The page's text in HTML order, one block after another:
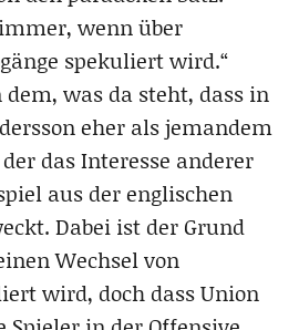
wenn über
spekuliert wird.“
was da steht, dass in
eher als jemandem
das Interesse anderer
aus der englischen
Dabei ist der Grund
Wechsel von
wird, doch dass Union